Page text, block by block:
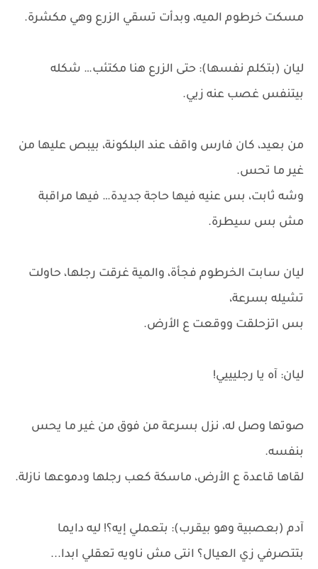
مسكت خرطوم الميه، وبدأت تسقي الزرع وهي مكشرة.
ليان (بتكلم نفسها): حتى الزرع هنا مكتئب… شكله
بيتنفس غصب عنه زيي.
من بعيد، كان فارس واقف عند البلكونة، بيبص عليها من
غير ما تحس.
وشه ثابت، بس عنيه فيها حاجة جديدة… فيها مراقبة
مش بس سيطرة.
ليان سابت الخرطوم فجأة، والمية غرقت رجلها، حاولت
تشيله بسرعة،
بس اتزحلقت ووقعت ع الأرض.
ليان: آه يا رجليييي!
صوتها وصل له، نزل بسرعة من فوق من غير ما يحس
بنفسه.
لقاها قاعدة ع الأرض، ماسكة كعب رجلها ودموعها نازلة.
آدم (بعصبية وهو بيقرب): بتعملي إيه؟! ليه دايما
بتتصرفي زي العيال؟ انتى مش ناويه تعقلي ابدا...